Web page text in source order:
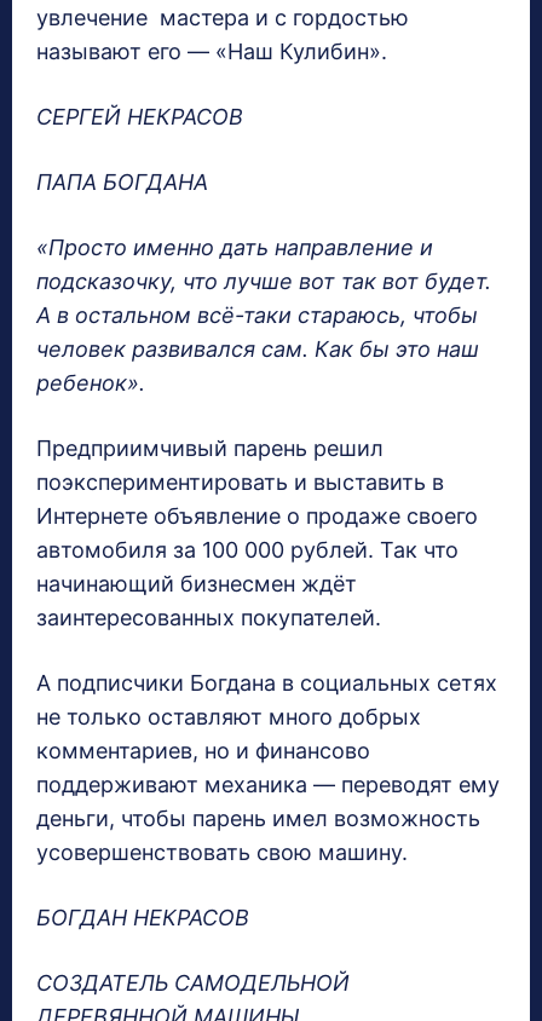
увлечение мастера и с гордостью
называют его — «Наш Кулибин».
СЕРГЕЙ НЕКРАСОВ
ПАПА БОГДАНА
«Просто именно дать направление и
подсказочку, что лучше вот так вот будет.
А в остальном всё-таки стараюсь, чтобы
человек развивался сам. Как бы это наш
ребенок».
Предприимчивый парень решил
поэкспериментировать и выставить в
Интернете объявление о продаже своего
автомобиля за 100 000 рублей. Так что
начинающий бизнесмен ждёт
заинтересованных покупателей.
А подписчики Богдана в социальных сетях
не только оставляют много добрых
комментариев, но и финансово
поддерживают механика — переводят ему
деньги, чтобы парень имел возможность
усовершенствовать свою машину.
БОГДАН НЕКРАСОВ
СОЗДАТЕЛЬ САМОДЕЛЬНОЙ